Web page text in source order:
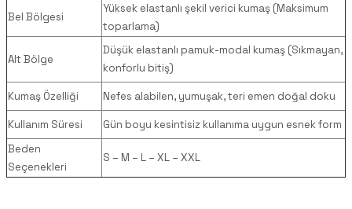
Bel Bölgesi
Yüksek elastanlı şekil verici kumaş (Maksimum
toparlama)
Alt Bölge
Düşük elastanlı pamuk-modal kumaş (Sıkmayan,
konforlu bitiş)
Kumaş Özelliği Nefes alabilen, yumuşak, teri emen doğal doku
Kullanım Süresi
Gün boyu kesintisiz kullanıma uygun esnek form
Beden
Seçenekleri
S – M – L – XL – XXL